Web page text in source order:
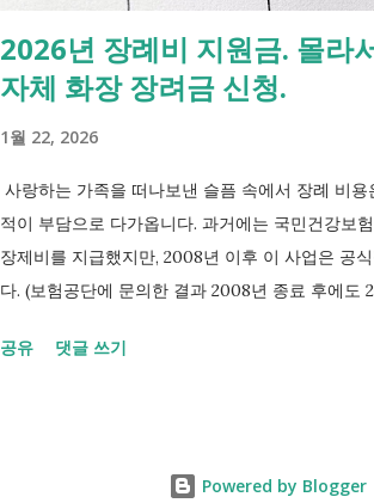
계급여 바로가기] - [2026 최신] 근로능력 있어도
건부과유예·제시유예 취업을 준비하는 청년이라면
씨는 29세입니다. 현재 직장이 없고 취업을 준비하
들이 가장 먼저 알아보는 것이 국민취업지원제도
해 취업 상담을 받고, 직업훈련에 참여하고, 요건
받을 수도 있기 때문입니다. 중요한 점은 실제 목
2026년 장례비 지원금. 몰라
자체 화장 장려금 신청.
1월 22, 2026
사랑하는 가족을 떠나보낸 슬픔 속에서 장례 비용
적이 부담으로 다가옵니다. 과거에는 국민건강보
장제비를 지급했지만, 2008년 이후 이 사업은 공
다. (보험공단에 문의한 결과 2008년 종료 후에도
보훈대상자 나 기초생활수급자 대상 지원 은 여전
드립니다. 장례비 지원금. 장제비 지원. 1. 2026년
공유 댓글 쓰기
Powered by Blogger